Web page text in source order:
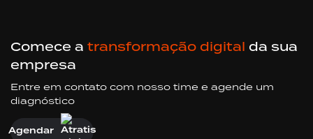
Comece a transformação digital da sua
empresa
Entre em contato com nosso time e agende um
diagnóstico
Agendar